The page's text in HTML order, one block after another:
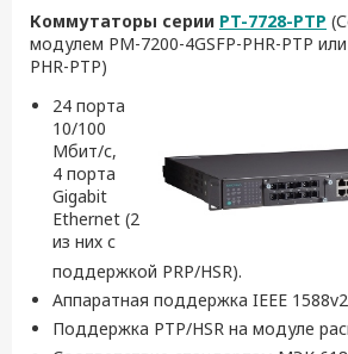
Коммутаторы серии PT-7728-PTP
модулем PM-7200-4GSFP-PHR-PTP
PHR-PTP)
24 порта
10/100
Мбит/с,
4 порта
Gigabit
Ethernet (2
из них с
поддержкой PRP/HSR).
Аппаратная поддержка IEEE
Поддержка PTP/HSR на модуле